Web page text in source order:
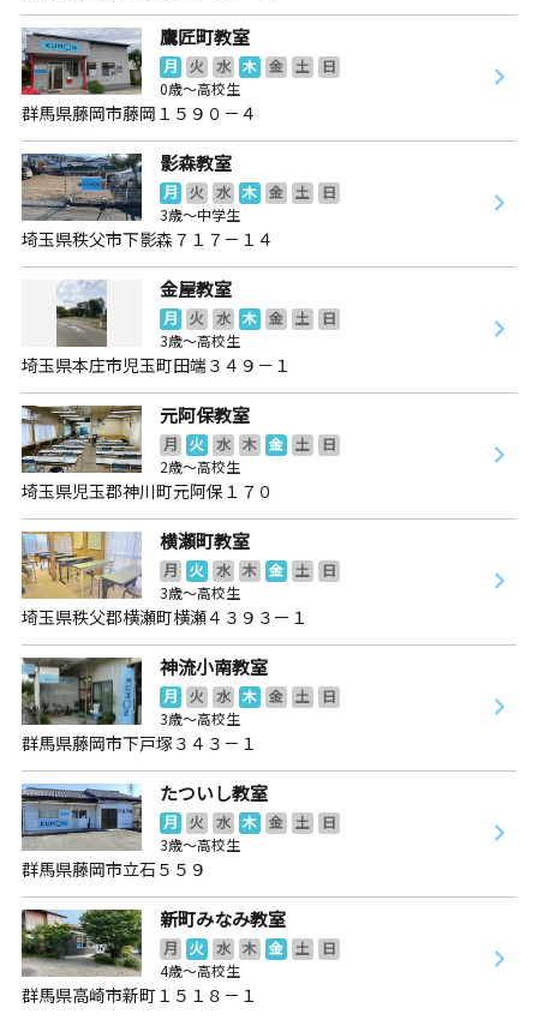
鷹匠町教室
月 火 水 木 金 土
日
0歳～高校生
群馬県藤岡市藤岡１５９０－４
影森教室
月 火 水 木 金 土
日
3歳～中学生
埼玉県秩父市下影森７１７－１４
金屋教室
月 火 水 木 金 土
日
3歳～高校生
埼玉県本庄市児玉町田端３４９－１
元阿保教室
月 火 水 木 金 土
日
2歳～高校生
埼玉県児玉郡神川町元阿保１７０
横瀬町教室
月 火 水 木 金 土
日
3歳～高校生
埼玉県秩父郡横瀬町横瀬４３９３ー１
神流小南教室
月 火 水 木 金 土
日
3歳～高校生
群馬県藤岡市下戸塚３４３－１
たついし教室
月 火 水 木 金 土
日
3歳～高校生
群馬県藤岡市立石５５９
新町みなみ教室
月 火 水 木 金 土
日
4歳～高校生
群馬県高崎市新町１５１８－１